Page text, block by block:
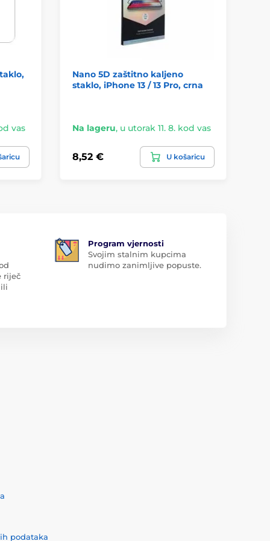
vas
Nano 5D zaštitno kaljeno
staklo, iPhone 13 / 13 Pro, crna
Na lageru, u utorak 11. 8. kod vas
8,52 € U košaricu
riječ
Program vjernosti
Svojim stalnim kupcima
nudimo zanimljive popuste.
podataka